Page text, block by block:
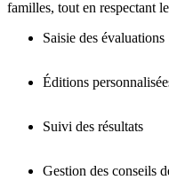
familles, tout en respectant
Saisie des évaluations
Éditions
Suivi des résultats
Gestion des conseils